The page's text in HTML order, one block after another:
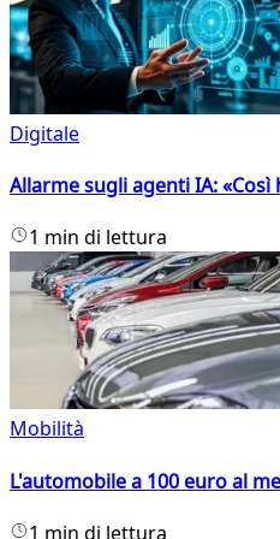
Digitale
Allarme sugli agenti IA:
1 min di lettura
Mobilità
L'automobile a 100 euro al
1 min di lettura